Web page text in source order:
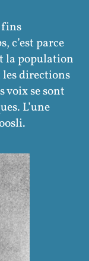
fins
c’est parce
la population
les directions
voix se sont
L’une